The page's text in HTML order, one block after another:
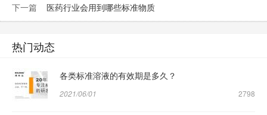
下一篇 医药行业会用到哪些标准物质
热门动态
各类标准溶液的有效期是多久？
2021/06/01 2798